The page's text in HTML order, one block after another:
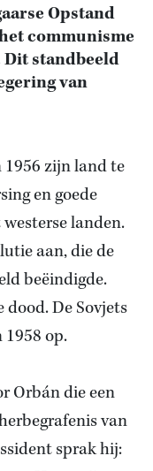
Opstand
communisme
Dit standbeeld
van
1956 zijn land te
en goede
landen.
aan, die de
beëindigde.
De Sovjets
op.
Orbán die een
van
sprak hij: